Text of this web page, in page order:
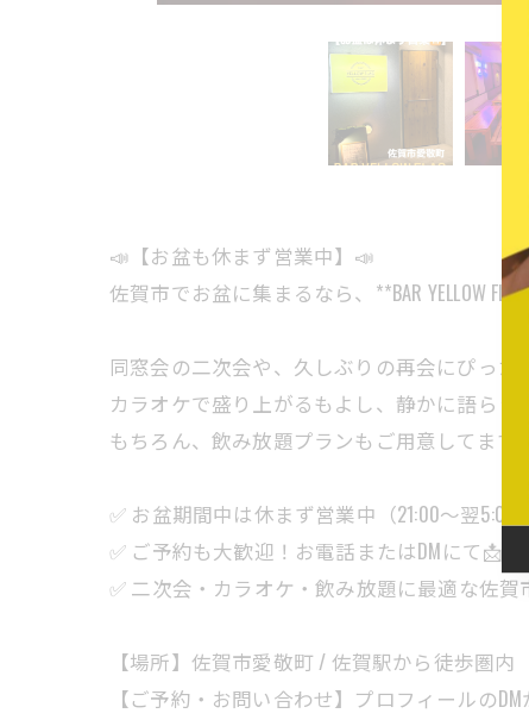
📣【お盆も休まず営業中】📣
佐賀市でお盆に集まるなら、**BAR YELLOW
同窓会の二次会や、久しぶりの再会にぴった
カラオケで盛り上がるもよし、静かに語らう
もちろん、飲み放題プランもご用意してま
✅ お盆期間中は休まず営業中（21:00〜翌5:00）
✅ ご予約も大歓迎！お電話またはDMにて📩
✅ 二次会・カラオケ・飲み放題に最適な佐賀
【場所】佐賀市愛敬町 / 佐賀駅から徒歩圏内
【ご予約・お問い合わせ】プロフィールの